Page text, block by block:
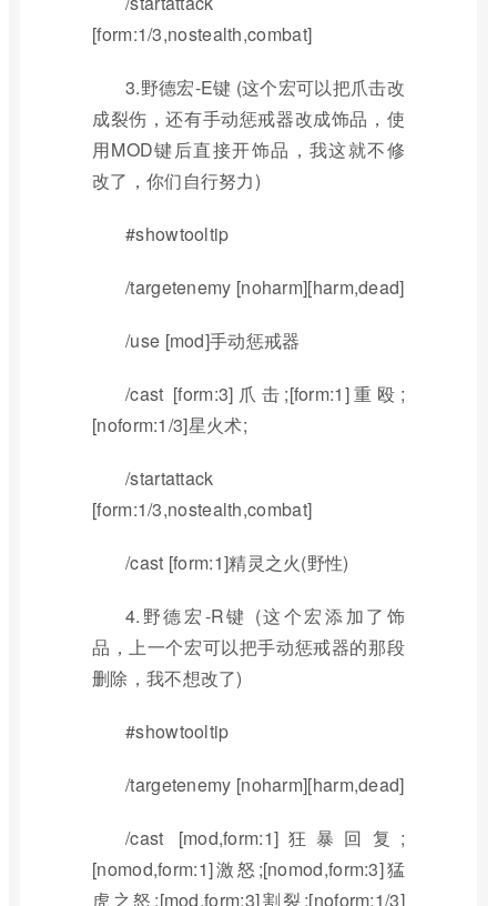
[form:1/3,nostealth,combat]
3.野德宏-E键 (这个宏可以把爪击改
成裂伤，还有手动惩戒器改成饰品，使
用MOD键后直接开饰品，我这就不修
改了，你们自行努力)
#showtooltip
/targetenemy [noharm][harm,dead]
/use [mod]手动惩戒器
/cast [form:3]爪击;[form:1]重殴;
[noform:1/3]星火术;
/startattack
[form:1/3,nostealth,combat]
/cast [form:1]精灵之火(野性)
4.野德宏-R键 (这个宏添加了饰
品，上一个宏可以把手动惩戒器的那段
删除，我不想改了)
#showtooltip
/targetenemy [noharm][harm,dead]
/cast [mod,form:1]狂暴回复;
[nomod,form:1]激怒;[nomod,form:3]猛
虎之怒;[mod,form:3]割裂;[noform:1/3]